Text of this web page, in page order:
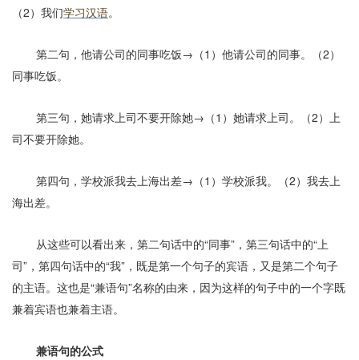
（2）我们学习汉语。
第二句， 他请公司的同事吃饭→ （1 ）他请公司的同事。（2）
同事吃饭。
第三句， 她请求上司不要开除她→ （1 ）她请求上司。（2）上
司不要开除她。
第四句，学校派我去上海出差→ （1 ）学校派我。（2）我去上
海出差。
从这些可以看出来，第二句话中的“同事”，第三句话中的“上
司”，第四句话中的“我”，既是第一个句子的宾语，又是第二个句子
的主语。这也是“兼语句”名称的由来，因为这样的句子中的一个字既
兼着宾语也兼着主语。
兼语句的公式